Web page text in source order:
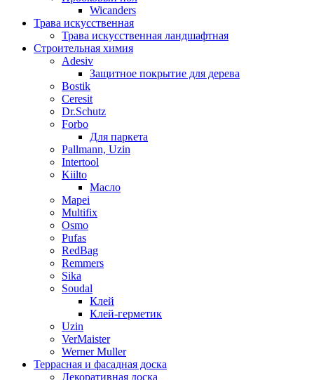
Wicanders
Трава искусственная
Трава искусственная ландшафтная
Строительная химия
Adesiv
Защитное покрытие для дерева
Bostik
Ceresit
Dr.Schutz
Forbo
Для паркета
Pallmann, Uzin
Intertool
Kiilto
Масло
Mapei
Multifix
Osmo
Pufas
RedBag
Remmers
Sika
Soudal
Клей
Клей-герметик
Uzin
VerMaister
Werner Muller
Террасная и фасадная доска
Декоративная доска